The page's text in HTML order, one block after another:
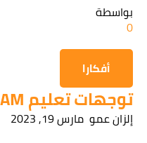
بواسطة
0
أفكارا
توجهات تعليم STEAM...
إلزان عمو مارس 19, 2023